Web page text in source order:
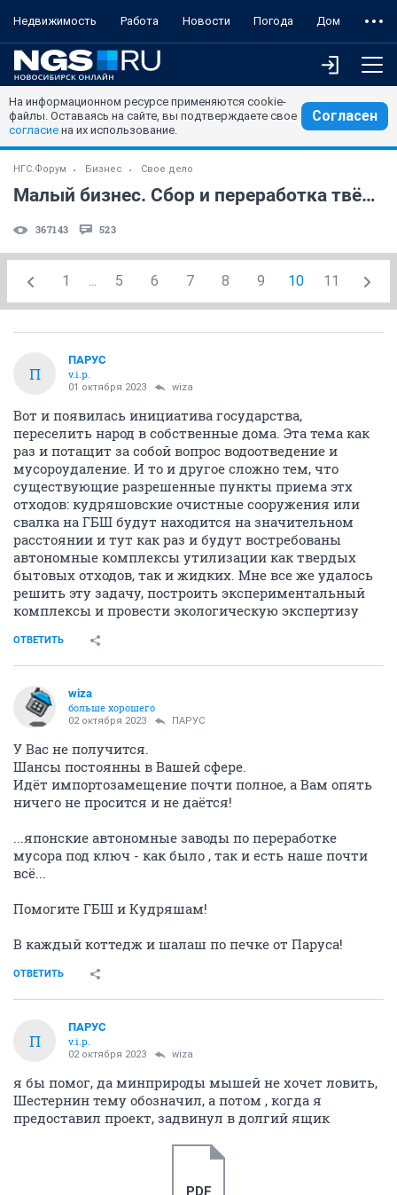
Недвижимость Работа Новости Погода Дом
На информационном ресурсе применяются cookie-
файлы. Оставаясь на сайте, вы подтверждаете свое
согласие на их использование.
Согласен
НГС.Форум Бизнес Свое дело
Малый бизнес. Сбор и переработка твёрдых бытовых отходов (часть 2)
367143 523
1 ... 5 6 7 8 9 10 11
П
ПАРУС
v.i.p.
01 октября 2023 wiza
Вот и появилась инициатива государства,
переселить народ в собственные дома. Эта тема как
раз и потащит за собой вопрос водоотведение и
мусороудаление. И то и другое сложно тем, что
существующие разрешенные пункты приема этх
отходов: кудряшовские очистные сооружения или
свалка на ГБШ будут находится на значительном
расстоянии и тут как раз и будут востребованы
автономные комплексы утилизации как твердых
бытовых отходов, так и жидких. Мне все же удалось
решить эту задачу, построить экспериментальный
комплексы и провести экологическую экспертизу
ОТВЕТИТЬ
wiza
больше хорошего
02 октября 2023 ПАРУС
У Вас не получится.
Шансы постоянны в Вашей сфере.
Идёт импортозамещение почти полное, а Вам опять
ничего не просится и не даётся!
...японские автономные заводы по переработке
мусора под ключ - как было , так и есть наше почти
всё...
Помогите ГБШ и Кудряшам!
В каждый коттедж и шалаш по печке от Паруса!
ОТВЕТИТЬ
П
ПАРУС
v.i.p.
02 октября 2023 wiza
я бы помог, да минприроды мышей не хочет ловить,
Шестернин тему обозначил, а потом , когда я
предоставил проект, задвинул в долгий ящик
PDF